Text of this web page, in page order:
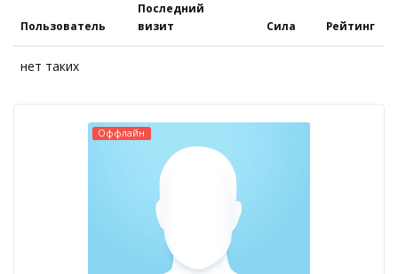
Пользователь
Последний
визит
Сила Рейтинг
нет таких
Оффлайн